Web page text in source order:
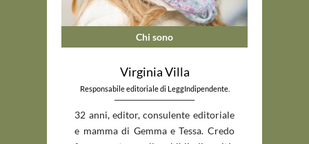
Chi sono
Virginia Villa
Responsabile editoriale di LeggIndipendente.
_____________________________
32 anni, editor, consulente editoriale
e mamma di Gemma e Tessa. Credo